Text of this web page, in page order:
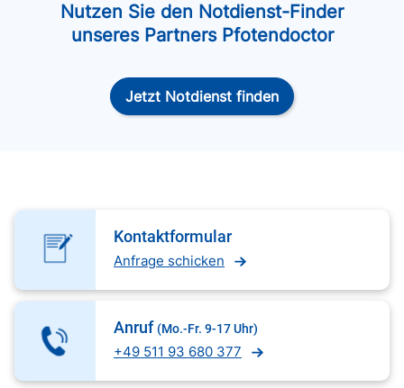
Nutzen Sie den Notdienst-Finder
unseres Partners Pfotendoctor
Jetzt Notdienst finden
Kontaktformular
Anfrage schicken
Anruf (Mo.-Fr. 9-17 Uhr)
+49 511 93 680 377